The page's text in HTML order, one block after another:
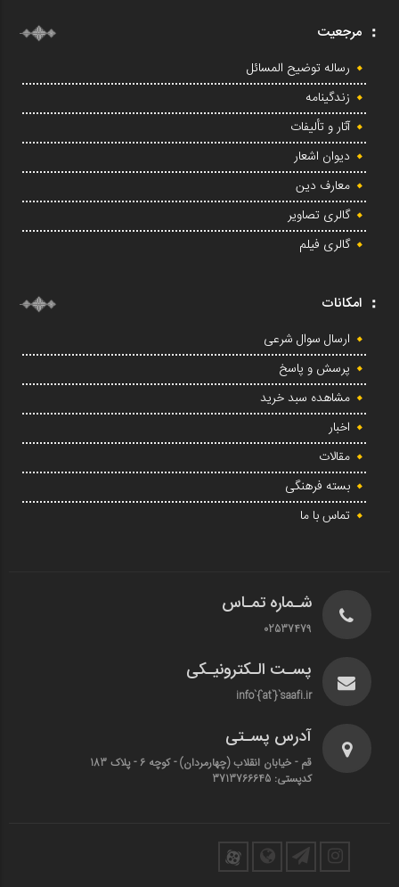
مرجعیت
رساله توضیح المسائل
زندگینامه
آثار و تألیفات
دیوان اشعار
معارف دین
گالری تصاویر
گالری فیلم
امکانات
ارسال سوال شرعی
پرسش و پاسخ
مشاهده سبد خرید
اخبار
مقالات
بسته فرهنگی
تماس با ما
شـماره تمـاس
02537479
پسـت الـکترونیـکی
info`{`at`}`saafi.ir
آدرس پسـتی
قم - خیابان انقلاب (چهارمردان)‌ - کوچه 6 - پلاک 183
کدپستی: 3713766645